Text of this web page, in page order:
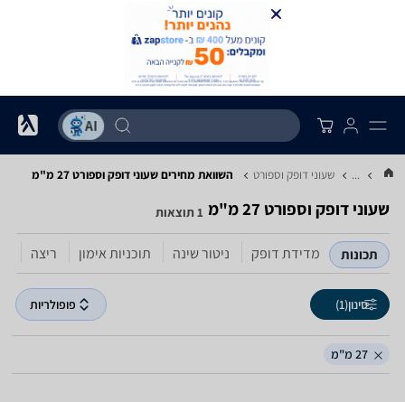
... שעוני דופק וספורט השוואת מחירים שעוני דופק וספורט ‏27 ‏מ"מ
שעוני דופק וספורט ‏27 ‏מ"מ 1 תוצאות
תכונות מדידת דופק ניטור שינה תוכניות אימון ריצה
סינון(1) פופולריות
27 מ"מ